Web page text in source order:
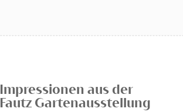
Impressionen aus der
Fautz Gartenausstellung